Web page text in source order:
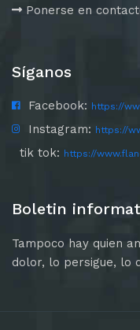
Ponerse en
Síganos
Facebook: https://
Instagram: https://
tik tok: https://
Boletin
Tampoco hay quien
dolor, lo persigue, lo